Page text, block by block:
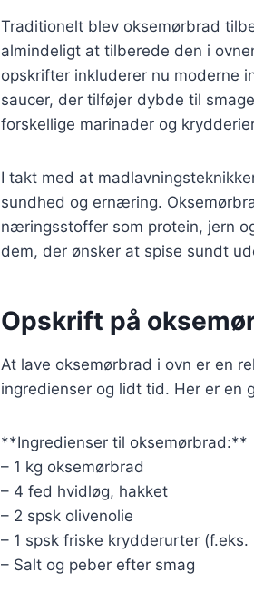
Traditionelt blev oksemørbrad
almindeligt at tilberede den i
opskrifter inkluderer nu moderne
saucer, der tilføjer dybde til
forskellige marinader og
I takt med at
sundhed og ernæring.
næringsstoffer som protein, jern
dem, der ønsker at spise sundt
Opskrift på
At lave oksemørbrad i ovn er en
ingredienser og lidt tid. Her er en
**Ingredienser til oksemørbrad:**
– 1 kg oksemørbrad
– 4 fed hvidløg, hakket
– 2 spsk olivenolie
– 1 spsk friske krydderurter
– Salt og peber efter smag